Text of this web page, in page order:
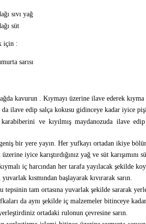
sıvı yağ
süt
için :
sarısı
kavurun . Kıymayı üzerine ilave ederek
da ilave edip salça kokusu gidinceye kadar iyice
ve kıyılmış maydanozuda ilave
bir yere yayın. Her yufkayı ortadan ikiye
iyice karıştırdığınız yağ ve süt karışımını
iç harcından her tarafa yayılacak şekilde
yuvarlak kısmından başlayarak kıvırarak sarın.
tepsinin tam ortasına yuvarlak şekilde sararak
da aynı şekilde iç malzemeler bitinceye
ortadaki rulonun çevresine sarın.